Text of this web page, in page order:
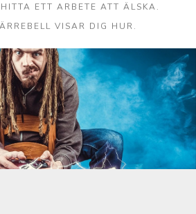
ETT ARBETE ATT ÄLSKA.
VISAR DIG HUR.